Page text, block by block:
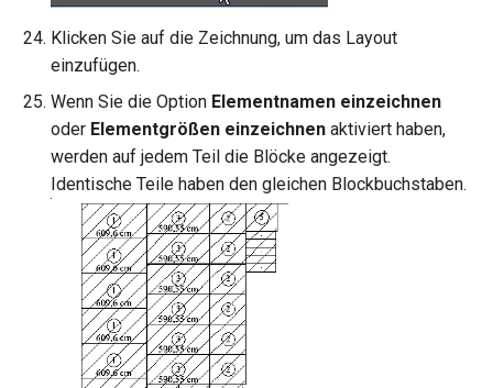
Klicken Sie auf die Zeichnung, um das Layout
einzufügen.
Wenn Sie die Option Elementnamen einzeichnen
oder Elementgrößen einzeichnen aktiviert haben,
werden auf jedem Teil die Blöcke angezeigt.
Identische Teile haben den gleichen Blockbuchstaben.